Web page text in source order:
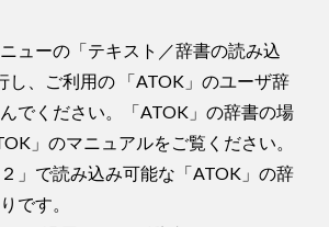
ューの「テキスト／辞書の読み込
し、ご利用の 「ATOK」のユーザ辞
でください。「ATOK」の辞書の場
」のマニュアルをご覧ください。
２」で読み込み可能な「ATOK」の辞
です。